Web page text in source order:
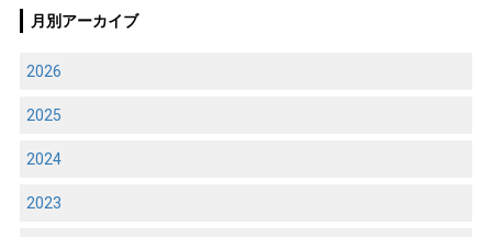
月別アーカイブ
2026
2025
2024
2023